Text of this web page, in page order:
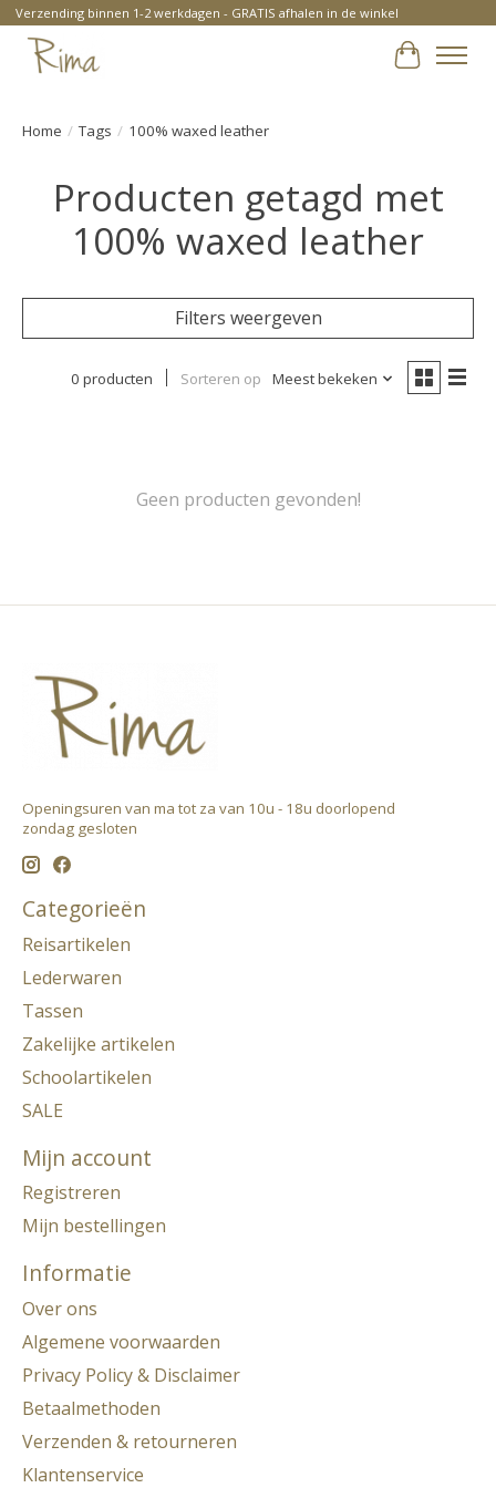
Verzending binnen 1-2 werkdagen - GRATIS afhalen in de winkel
Home / Tags / 100% waxed leather
Producten getagd met
100% waxed leather
Filters weergeven
0 producten Sorteren op Meest bekeken
Geen producten gevonden!
Openingsuren van ma tot za van 10u - 18u doorlopend ​
zondag gesloten
Categorieën
Reisartikelen
Lederwaren
Tassen
Zakelijke artikelen
Schoolartikelen
SALE
Mijn account
Registreren
Mijn bestellingen
Informatie
Over ons
Algemene voorwaarden
Privacy Policy & Disclaimer
Betaalmethoden
Verzenden & retourneren
Klantenservice